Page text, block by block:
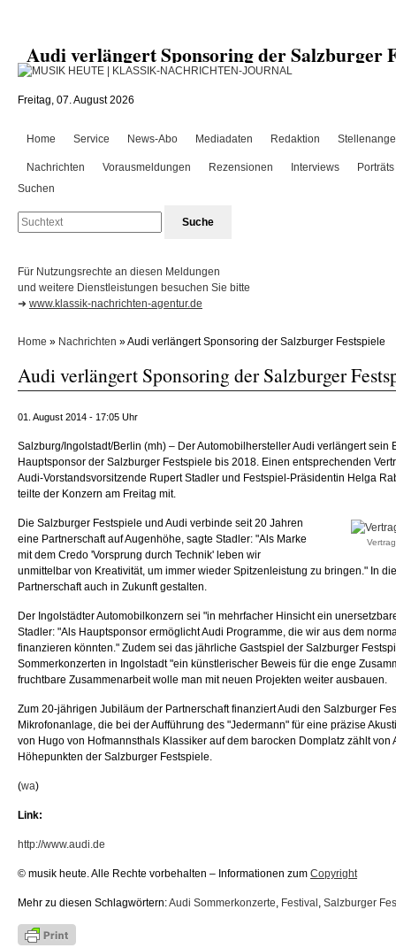
Audi verlängert Sponsoring der Salzburger
Freitag, 07. August 2026
Home Service News-Abo Mediadaten Redaktion
Nachrichten Vorausmeldungen Rezensionen Interviews
Porträts
Suchen
Für Nutzungsrechte an diesen Meldungen
und weitere Dienstleistungen besuchen Sie bitte
➜ www.klassik-nachrichten-agentur.de
Home » Nachrichten » Audi verlängert Sponsoring der Salzburger Festspiele
Audi verlängert Sponsoring der Salzburger
01. August 2014 - 17:05 Uhr
Salzburg/Ingolstadt/Berlin (mh) – Der Automobilhersteller Audi verlängert sein
Hauptsponsor der Salzburger Festspiele bis 2018. Einen entsprechenden
Audi-Vorstandsvorsitzende Rupert Stadler und Festspiel-Präsidentin Helga
teilte der Konzern am Freitag mit.
Die Salzburger Festspiele und Audi verbinde seit 20 Jahren
eine Partnerschaft auf Augenhöhe, sagte Stadler: "Als Marke
mit dem Credo 'Vorsprung durch Technik' leben wir
unmittelbar von Kreativität, um immer wieder Spitzenleistung zu bringen." In
Partnerschaft auch in Zukunft gestalten.
Der Ingolstädter Automobilkonzern sei "in mehrfacher Hinsicht ein
Stadler: "Als Hauptsponsor ermöglicht Audi Programme, die wir aus dem
finanzieren könnten." Zudem sei das jährliche Gastspiel der Salzburger
Sommerkonzerten in Ingolstadt "ein künstlerischer Beweis für die enge
fruchtbare Zusammenarbeit wolle man mit neuen Projekten weiter ausbauen.
Zum 20-jährigen Jubiläum der Partnerschaft finanziert Audi den Salzburger
Mikrofonanlage, die bei der Aufführung des "Jedermann" für eine präzise
von Hugo von Hofmannsthals Klassiker auf dem barocken Domplatz zählt von
Höhepunkten der Salzburger Festspiele.
(wa)
Link:
http://www.audi.de
© musik heute. Alle Rechte vorbehalten – Informationen zum Copyright
Mehr zu diesen Schlagwörtern:Audi Sommerkonzerte, Festival , Salzburger